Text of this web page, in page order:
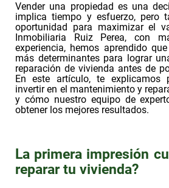
Vender una propiedad es una
implica tiempo y esfuerzo, pero
oportunidad para maximizar el
Inmobiliaria Ruiz Perea, con
experiencia, hemos aprendido
más determinantes para lograr
reparación de vivienda antes de
En este artículo, te explicamos
invertir en el mantenimiento y
y cómo nuestro equipo de
obtener los mejores resultados.
La primera impresión
reparar tu vivienda?